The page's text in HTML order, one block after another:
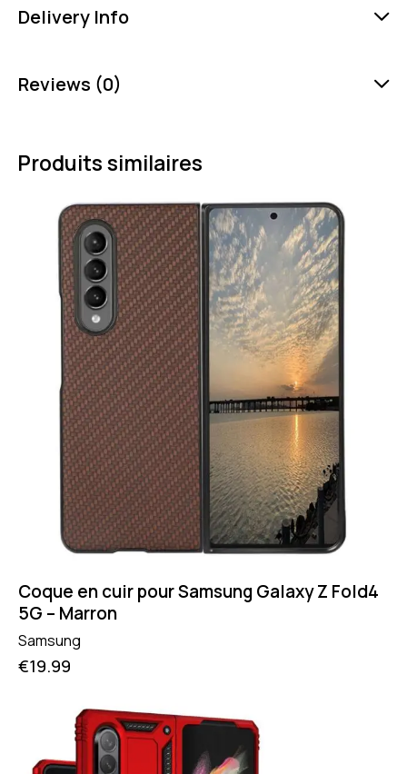
Delivery Info
Reviews (0)
Produits similaires
Coque en cuir pour Samsung Galaxy Z Fold4
5G – Marron
Samsung
€19.99